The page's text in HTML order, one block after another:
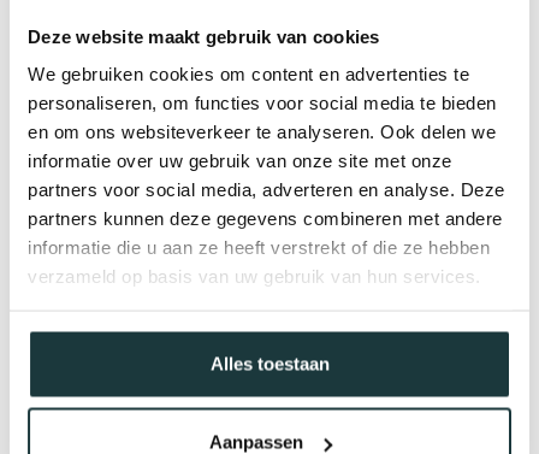
Deze website maakt gebruik van cookies
We gebruiken cookies om content en advertenties te
personaliseren, om functies voor social media te bieden
en om ons websiteverkeer te analyseren. Ook delen we
informatie over uw gebruik van onze site met onze
partners voor social media, adverteren en analyse. Deze
partners kunnen deze gegevens combineren met andere
informatie die u aan ze heeft verstrekt of die ze hebben
verzameld op basis van uw gebruik van hun services.
Alles toestaan
Aanpassen
Gerelateerde producten
Steigerbuis koppeling
scharnierhuls | Ø26.9 mm